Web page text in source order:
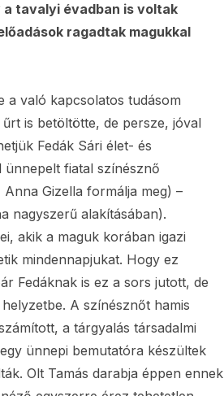
tavalyi évadban is voltak
ragadtak magukkal
a való kapcsolatos tudásom
is betöltötte, de persze, jóval
Fedák Sári élet- és
fiatal színésznő
Gizella formálja meg) –
nagyszerű alakításában).
akik a maguk korában igazi
mindennapjukat. Hogy ez
Fedáknak is ez a sors jutott, de
A színésznőt hamis
a tárgyalás társadalmi
ünnepi bemutatóra készültek
Olt Tamás darabja éppen ennek